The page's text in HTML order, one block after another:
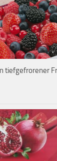
tiefgefrorener